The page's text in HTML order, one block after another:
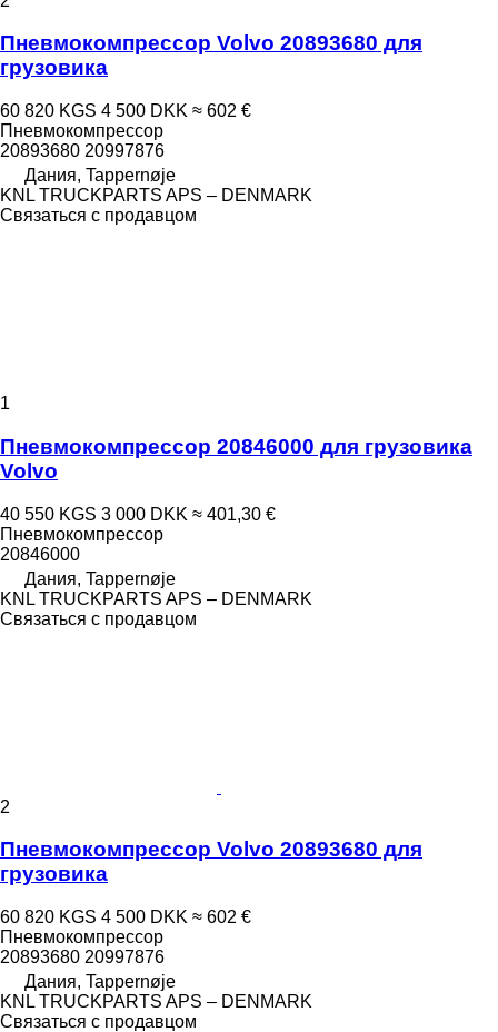
Пневмокомпрессор Volvo 20893680 для
грузовика
60 820 KGS 4 500 DKK ≈ 602 €
Пневмокомпрессор
20893680 20997876
Дания, Tappernøje
KNL TRUCKPARTS APS – DENMARK
Связаться с продавцом
1
Пневмокомпрессор 20846000 для грузовика
Volvo
40 550 KGS 3 000 DKK ≈ 401,30 €
Пневмокомпрессор
20846000
Дания, Tappernøje
KNL TRUCKPARTS APS – DENMARK
Связаться с продавцом
2
Пневмокомпрессор Volvo 20893680 для
грузовика
60 820 KGS 4 500 DKK ≈ 602 €
Пневмокомпрессор
20893680 20997876
Дания, Tappernøje
KNL TRUCKPARTS APS – DENMARK
Связаться с продавцом